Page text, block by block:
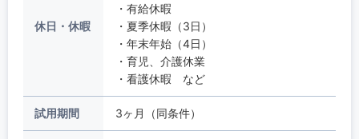
休日・休暇
・有給休暇
・夏季休暇（3日）
・年末年始（4日）
・育児、介護休業
・看護休暇 など
試用期間 3ヶ月（同条件）